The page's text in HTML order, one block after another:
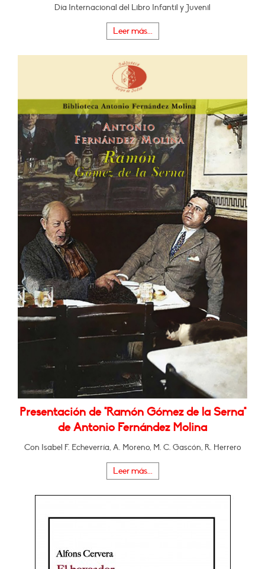
Día Internacional del Libro Infantil y Juvenil
Leer más...
Presentación de "Ramón Gómez de la Serna"
de Antonio Fernández Molina
Con Isabel F. Echeverría, A. Moreno, M. C. Gascón, R. Herrero
Leer más...